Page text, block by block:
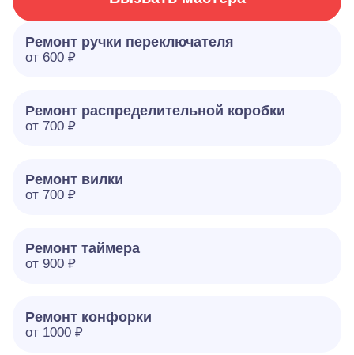
Ремонт ручки переключателя
от 600 ₽
Ремонт распределительной коробки
от 700 ₽
Ремонт вилки
от 700 ₽
Ремонт таймера
от 900 ₽
Ремонт конфорки
от 1000 ₽